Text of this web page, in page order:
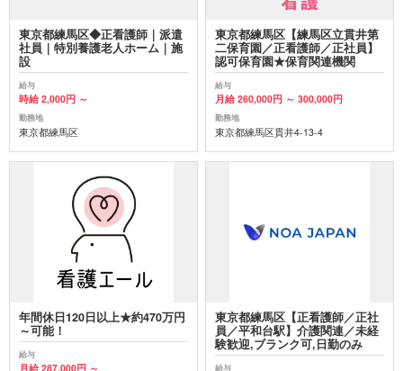
東京都練馬区◆正看護師｜派遣
社員｜特別養護老人ホーム｜施
設
給与
時給 2,000円 ～
勤務地
東京都練馬区
東京都練馬区【練馬区立貫井第
二保育園／正看護師／正社員】
認可保育園★保育関連機関
給与
月給 260,000円 ～ 300,000円
勤務地
東京都練馬区貫井4-13-4
年間休日120日以上★約470万円
～可能！
給与
月給 287,000円 ～
東京都練馬区【正看護師／正社
員／平和台駅】介護関連／未経
験歓迎,ブランク可,日勤のみ
給与